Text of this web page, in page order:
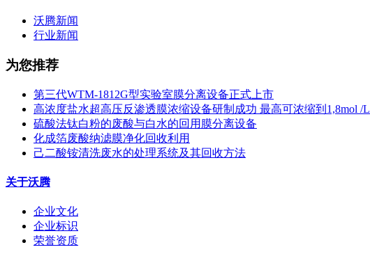
沃腾新闻
行业新闻
为您推荐
第三代WTM-1812G型实验室膜分离设备正式上市
高浓度盐水超高压反渗透膜浓缩设备研制成功 最高可浓缩到1,8mol /L
硫酸法钛白粉的废酸与白水的回用膜分离设备
化成箔废酸纳滤膜净化回收利用
己二酸铵清洗废水的处理系统及其回收方法
关于沃腾
企业文化
企业标识
荣誉资质